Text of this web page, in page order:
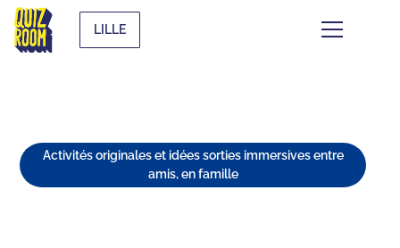
LILLE
Activités originales et idées sorties immersives entre
amis, en famille